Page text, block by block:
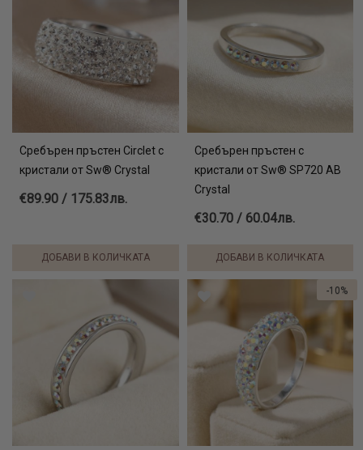
Сребърен пръстен Circlet с
кристали от Sw® Crystal
€89.90 / 175.83лв.
ДОБАВИ В КОЛИЧКАТА
Сребърен пръстен с
кристали от Sw® SP720 AB
Crystal
€30.70 / 60.04лв.
ДОБАВИ В КОЛИЧКАТА
-10%